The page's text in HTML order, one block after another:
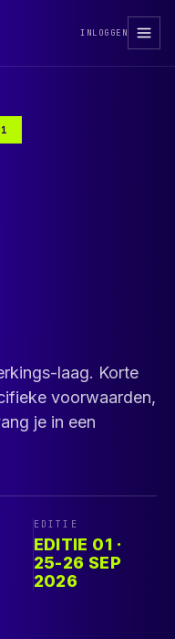
INLOGGEN
laag. Korte
voorwaarden,
je in een
EDITIE
EDITIE 01 ·
25-26 SEP
2026